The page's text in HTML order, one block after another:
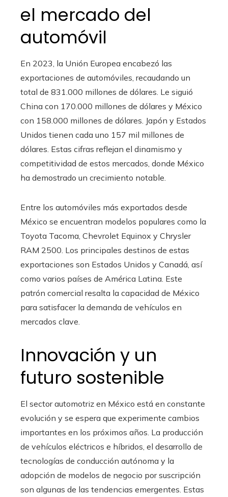
el mercado del
automóvil
En 2023, la Unión Europea encabezó las
exportaciones de automóviles, recaudando un
total de 831.000 millones de dólares. Le siguió
China con 170.000 millones de dólares y México
con 158.000 millones de dólares. Japón y Estados
Unidos tienen cada uno 157 mil millones de
dólares. Estas cifras reflejan el dinamismo y
competitividad de estos mercados, donde México
ha demostrado un crecimiento notable.
Entre los automóviles más exportados desde
México se encuentran modelos populares como la
Toyota Tacoma, Chevrolet Equinox y Chrysler
RAM 2500. Los principales destinos de estas
exportaciones son Estados Unidos y Canadá, así
como varios países de América Latina. Este
patrón comercial resalta la capacidad de México
para satisfacer la demanda de vehículos en
mercados clave.
Innovación y un
futuro sostenible
El sector automotriz en México está en constante
evolución y se espera que experimente cambios
importantes en los próximos años. La producción
de vehículos eléctricos e híbridos, el desarrollo de
tecnologías de conducción autónoma y la
adopción de modelos de negocio por suscripción
son algunas de las tendencias emergentes. Estas